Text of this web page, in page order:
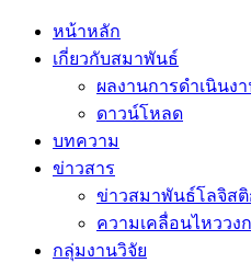
หน้าหลัก
เกี่ยวกับสมาพันธ์
ผลงานการดำเนินง
ดาวน์โหลด
บทความ
ข่าวสาร
ข่าวสมาพันธ์โลจิสติ
ความเคลื่อนไหววง
กลุ่มงานวิจัย